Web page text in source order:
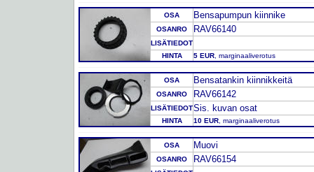
OSA Bensapumpun kiinnike
OSANRO RAV66140
LISÄTIEDOT
HINTA
5 EUR , marginaaliverotus
OSA Bensatankin kiinnikkeitä
OSANRO RAV66142
LISÄTIEDOTSis. kuvan osat
HINTA 10 EUR , marginaaliverotus
OSA Muovi
OSANRO RAV66154